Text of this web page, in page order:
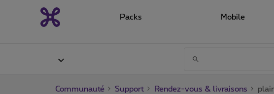
Packs Mobile
Communauté Support Rendez-vous & livraisons